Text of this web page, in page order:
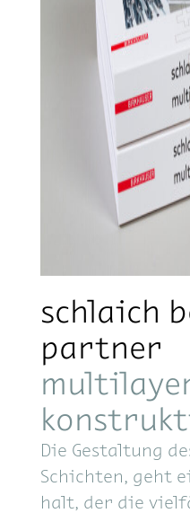
schlaich
partner
Die Ge­stal­tung
Schich­ten, geht
halt, der die